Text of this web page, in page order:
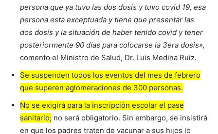
persona que ya tuvo las dos dosis y tuvo covid 19, esa
persona esta exceptuada y tiene que presentar las
dos dosis y la situación de haber tenido covid y tener
posteriormente 90 días para colocarse la 3era dosis»,
comento el Ministro de Salud, Dr. Luis Medina Ruiz.
Se suspenden todos los eventos del mes de febrero
que superen aglomeraciones de 300 personas.
No se exigirá para la inscripción escolar el pase
sanitario; no será obligatorio. Sin embargo, se insistirá
en que los padres traten de vacunar a sus hijos lo